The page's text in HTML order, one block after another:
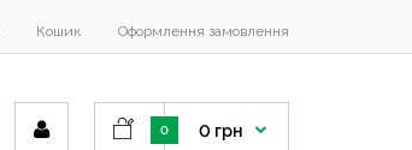
Кошик Оформлення замовлення
0 0 грн